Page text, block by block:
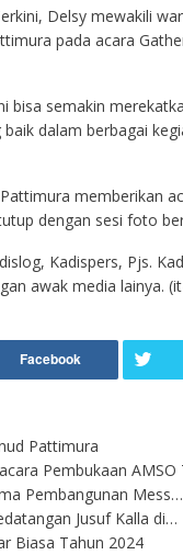
Delsy mewakili
pada acara
bisa semakin
dalam berbagai
memberikan
dengan sesi foto
Kadispers, Pjs.
awak media lainya.
Pattimura
Pembukaan AMSO
Pembangunan Mess…
Jusuf Kalla di…
Biasa Tahun 2024